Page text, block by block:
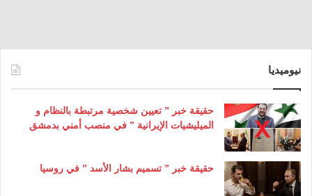
نيوميديا
حقيقة خبر ” تعيين شخصية مرتبطة بالنظام و
الميليشيات الإيرانية ” في منصب أمني بدمشق
حقيقة خبر ” تسميم بشار الأسد ” في روسيا